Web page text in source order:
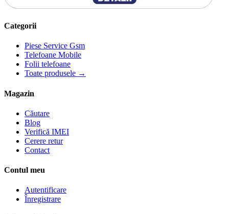
Categorii
Piese Service Gsm
Telefoane Mobile
Folii telefoane
Toate produsele →
Magazin
Căutare
Blog
Verifică IMEI
Cerere retur
Contact
Contul meu
Autentificare
Înregistrare